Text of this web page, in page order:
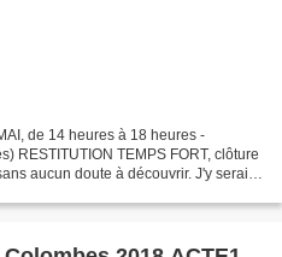
de 14 heures à 18 heures -
RESTITUTION TEMPS FORT, clôture
aucun doute à découvrir. J'y serai